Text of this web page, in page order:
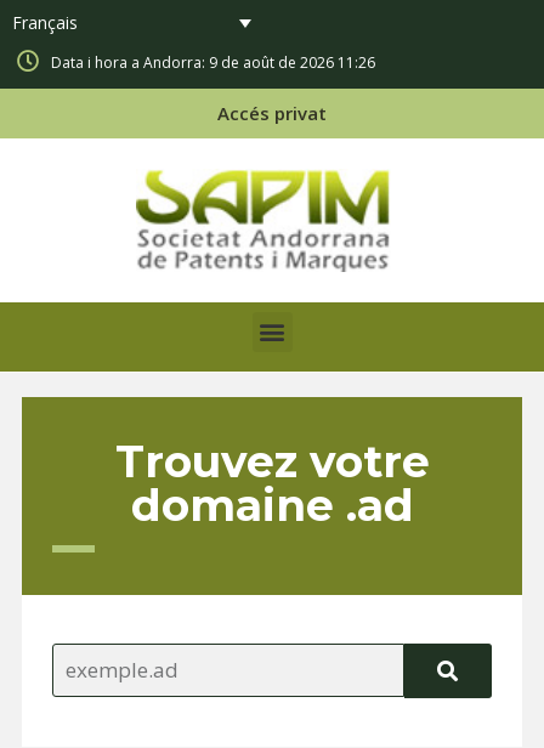
Français
Data i hora a Andorra: 9 de août de 2026 11:26
Accés privat
Trouvez votre
domaine .ad